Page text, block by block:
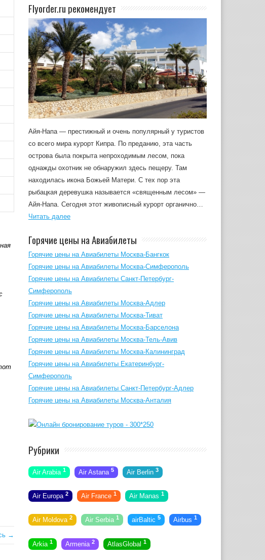
→
Flyorder.ru рекомендует
Айя-Напа — престижный и очень популярный у туристов
со всего мира курорт Кипра. По преданию, эта часть
острова была покрыта непроходимым лесом, пока
однажды охотник не обнаружил здесь пещеру. Там
находилась икона Божьей Матери. С тех пор эта
рыбацкая деревушка называется «священным лесом» —
Айя-Напа. Сегодня этот живописный курорт органично…
Читать далее
Горячие цены на Авиабилеты
Горячие цены на Авиабилеты Москва-Бангкок
Горячие цены на Авиабилеты Москва-Симферополь
Горячие цены на Авиабилеты Санкт-Петербург-
Симферополь
Горячие цены на Авиабилеты Москва-Адлер
Горячие цены на Авиабилеты Москва-Тиват
Горячие цены на Авиабилеты Москва-Барселона
Горячие цены на Авиабилеты Москва-Тель-Авив
Горячие цены на Авиабилеты Москва-Калининград
Горячие цены на Авиабилеты Екатеринбург-
Симферополь
Горячие цены на Авиабилеты Санкт-Петербург-Адлер
Горячие цены на Авиабилеты Москва-Анталия
Рубрики
Air Arabia 1 Air Astana 5 Air Berlin 3
Air Europa 2 Air France 1 Air Manas 1
Air Moldova 2 Air Serbia 1 airBaltic 5 Airbus 1
Arkia 1 Armenia 2 AtlasGlobal 1